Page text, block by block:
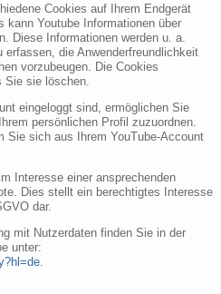
Cookies auf Ihrem Endgerät
kann Youtube Informationen über
Diese Informationen werden u. a.
die Anwenderfreundlichkeit
vorzubeugen. Die Cookies
Sie sie löschen.
eingeloggt sind, ermöglichen Sie
persönlichen Profil zuzuordnen.
Sie sich aus Ihrem YouTube-Account
Interesse einer ansprechenden
Dies stellt ein berechtigtes Interesse
dar.
mit Nutzerdaten finden Sie in der
unter: